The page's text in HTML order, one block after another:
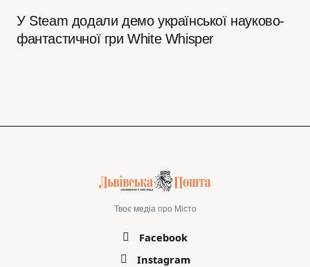
У Steam додали демо української науково-
фантастичної гри White Whisper
Твоє медіа про Місто
Facebook
Instagram